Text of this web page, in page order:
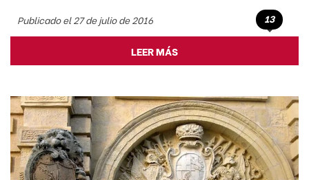
Publicado el 27 de julio de 2016 13
LEER MÁS